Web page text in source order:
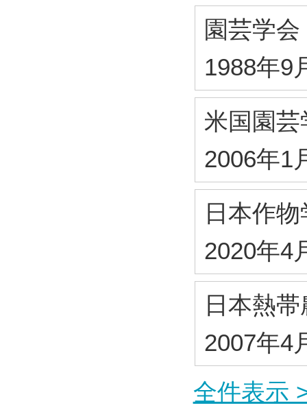
園芸学会
1988年9
米国園芸
2006年1
日本作
2020年4
日本熱
2007年4
全件表示